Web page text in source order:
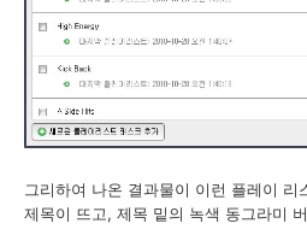
그리하여 나온 결과물이 이런 플레이 리
제목이 뜨고, 제목 밑의 녹색 동그라미